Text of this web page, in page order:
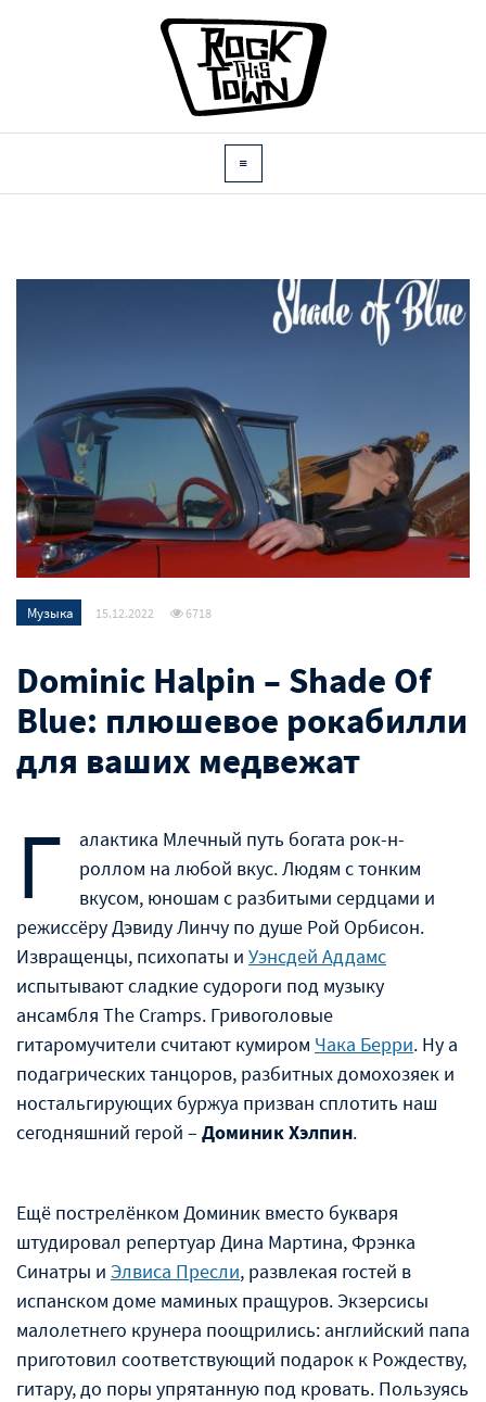
Музыка 15.12.2022 6718
Dominic Halpin – Shade Of
Blue: плюшевое рокабилли
для ваших медвежат
Г
алактика Млечный путь богата рок-н-
роллом на любой вкус. Людям с тонким
вкусом, юношам с разбитыми сердцами и
режиссëру Дэвиду Линчу по душе Рой Орбисон.
Извращенцы, психопаты и Уэнсдей Аддамс
испытывают сладкие судороги под музыку
ансамбля The Cramps. Гривоголовые
гитаромучители считают кумиром Чака Берри. Ну а
подагрических танцоров, разбитных домохозяек и
ностальгирующих буржуа призван сплотить наш
сегодняшний герой – Доминик Хэлпин.
Ещë пострелëнком Доминик вместо букваря
штудировал репертуар Дина Мартина, Фрэнка
Синатры и Элвиса Пресли, развлекая гостей в
испанском доме маминых пращуров. Экзерсисы
малолетнего крунера поощрились: английский папа
приготовил соответствующий подарок к Рождеству,
гитару, до поры упрятанную под кровать. Пользуясь